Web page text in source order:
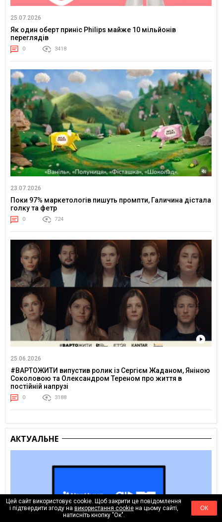
25.07.2026
Як один оберт приніс Philips майже 10 мільйонів
переглядів
0 3418
23.07.2026
Поки 97% маркетологів пишуть промпти, Галичина дістала
голку та фетр
0 724
25.06.2026
#ВАРТОЖИТИ випустив ролик із Сергієм Жаданом, Яніною
Соколовою та Олександром Тереном про життя в
постійній напрузі
0 3188
АКТУАЛЬНЕ
Цей сайт використовує cookie. Щоб закрити це повідомлення
і підтвердити згоду на використання cookieна цьому сайті,
натисніть кнопку "Ок".
ОК